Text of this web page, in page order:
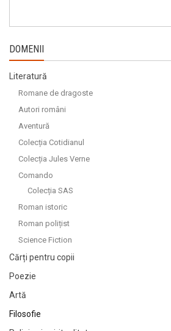
DOMENII
Literatură
Romane de dragoste
Autori români
Aventură
Colecția Cotidianul
Colecția Jules Verne
Comando
Colecția SAS
Roman istoric
Roman polițist
Science Fiction
Cărți pentru copii
Poezie
Artă
Filosofie